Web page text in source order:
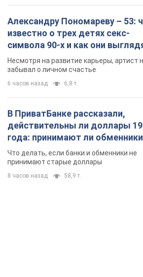
Александру Пономареву – 53:
известно о трех детях секс-
символа 90-х и как они
Несмотря на развитие карьеры, артист
забывал о личном счастье
6 часов назад 6,8 т.
В ПриватБанке рассказали,
действительны ли доллары
года: принимают ли
банки такие купюры
Что делать, если банки и обменники не
принимают старые доллары
8 часов назад 58,9 т.